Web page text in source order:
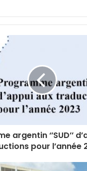
argentin ‘’SUD’’
pour l’année